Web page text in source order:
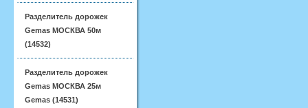
Разделитель дорожек
Gemas МОСКВА 50м
(14532)
Разделитель дорожек
Gemas МОСКВА 25м
Gemas (14531)